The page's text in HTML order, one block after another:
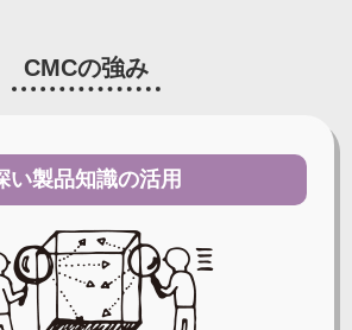
CMCの強み
い製品知識の活用